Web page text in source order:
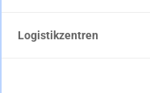
Logistikzentren